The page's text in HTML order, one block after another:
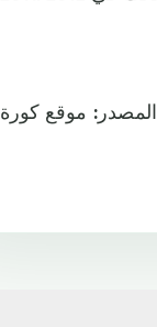
المصدر: موقع كورة